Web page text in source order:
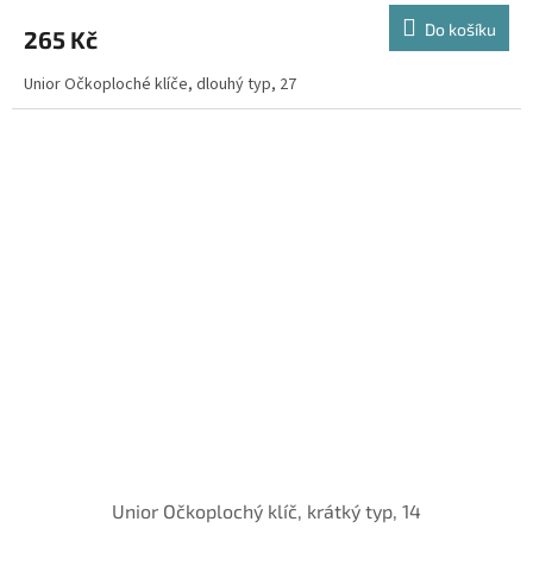
265 Kč Do košíku
Unior Očkoploché klíče, dlouhý typ, 27
Unior Očkoplochý klíč, krátký typ, 14